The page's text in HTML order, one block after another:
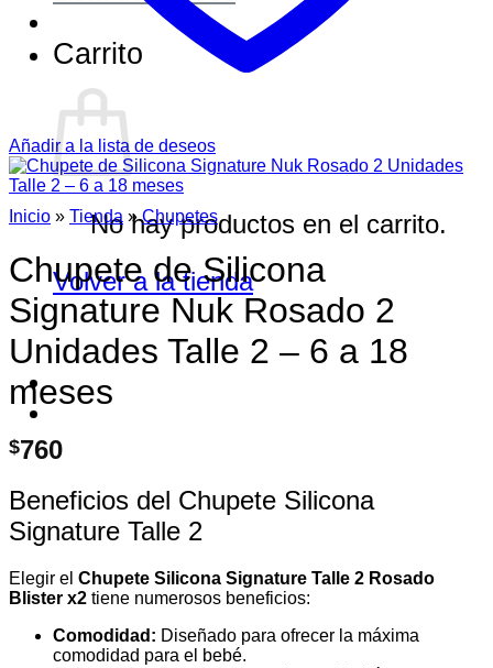
Carrito
No hay productos en el carrito.
Volver a la tienda
Añadir a la lista de deseos
Inicio » Tienda » Chupetes
Chupete de Silicona
Signature Nuk Rosado 2
Unidades Talle 2 – 6 a 18
meses
$760
Beneficios del Chupete Silicona
Signature Talle 2
Elegir el Chupete Silicona Signature Talle 2 Rosado
Blister x2 tiene numerosos beneficios:
Comodidad: Diseñado para ofrecer la máxima
comodidad para el bebé.